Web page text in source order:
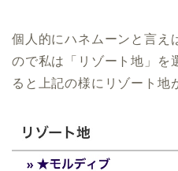
個人的にハネムーンと言え
ので私は「リゾート地」を
ると上記の様にリゾート地